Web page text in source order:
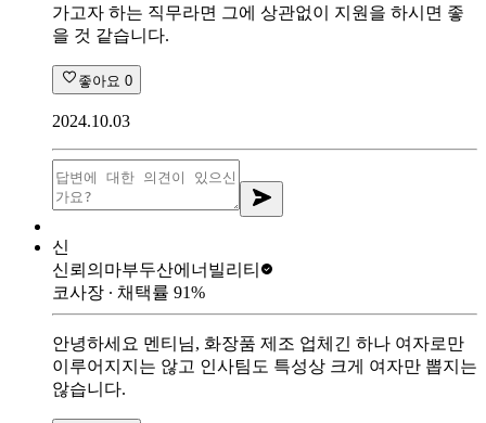
가고자 하는 직무라면 그에 상관없이 지원을 하시면 좋
을 것 같습니다.
좋아요 0
2024.10.03
신
신뢰의마부두산에너빌리티
코사장 ∙ 채택률 91%
안녕하세요 멘티님, 화장품 제조 업체긴 하나 여자로만
이루어지지는 않고 인사팀도 특성상 크게 여자만 뽑지는
않습니다.